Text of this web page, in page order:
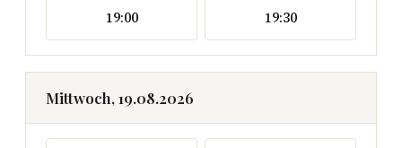
19:00 19:30
Mittwoch, 19.08.2026